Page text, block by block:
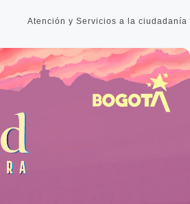
Atención y Servicios a la ciudadanía